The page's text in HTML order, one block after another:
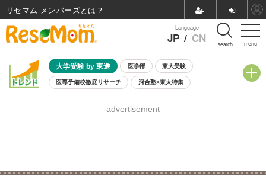
menu
Language
JP / CN search
大学受験 by 東進 医学部 東大受験
医専予備校徹底リサーチ 河合塾×東大特集
8月開催学校説明会・相談会
advertisement
リセマム メンバーズ